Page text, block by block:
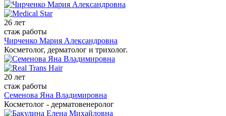
26 лет
стаж работы
Чирченко Мария Александровна
Косметолог, дерматолог и трихолог.
20 лет
стаж работы
Семенова Яна Владимировна
Косметолог - дерматовенеролог